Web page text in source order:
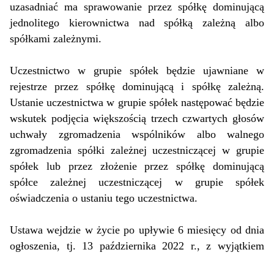
Oferta
Publikacje
Blog
Kontakt
uzasadniać ma sprawowanie przez spółkę dominującą
jednolitego kierownictwa nad spółką zależną albo
spółkami zależnymi.
Uczestnictwo w grupie spółek będzie ujawniane w
rejestrze przez spółkę dominującą i spółkę zależną.
Ustanie uczestnictwa w grupie spółek następować będzie
wskutek podjęcia większością trzech czwartych głosów
uchwały zgromadzenia wspólników albo walnego
zgromadzenia spółki zależnej uczestniczącej w grupie
spółek lub przez złożenie przez spółkę dominującą
spółce zależnej uczestniczącej w grupie spółek
oświadczenia o ustaniu tego uczestnictwa.
Ustawa wejdzie w życie po upływie 6 miesięcy od dnia
ogłoszenia, tj. 13 października 2022 r., z wyjątkiem